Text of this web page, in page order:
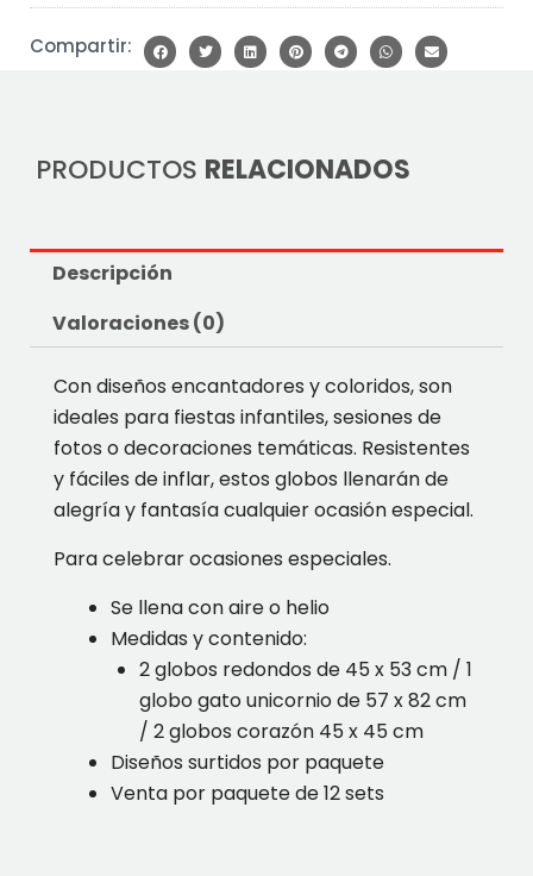
Compartir:
PRODUCTOS RELACIONADOS
Descripción
Valoraciones (0)
Con diseños encantadores y coloridos, son
ideales para fiestas infantiles, sesiones de
fotos o decoraciones temáticas. Resistentes
y fáciles de inflar, estos globos llenarán de
alegría y fantasía cualquier ocasión especial.
Para celebrar ocasiones especiales.
Se llena con aire o helio
Medidas y contenido:
2 globos redondos de 45 x 53 cm / 1
globo gato unicornio de 57 x 82 cm
/ 2 globos corazón 45 x 45 cm
Diseños surtidos por paquete
Venta por paquete de 12 sets